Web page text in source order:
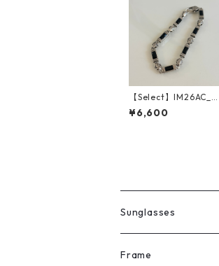
【Select】IM26AC_B
RL020/ Monolith Ba
r Bracelet（Silver）
¥6,600
Sunglasses
All
Frame